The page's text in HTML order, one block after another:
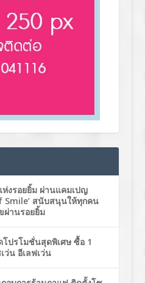
งรอยยิ้ม ผ่านแคมเปญ
Smile’ สนับสนุนให้ทุกคน
ผ่านรอยยิ้ม
โปรโมชั่นสุดพิเศษ ซื้อ 1
ว่น อีเลฟเว่น